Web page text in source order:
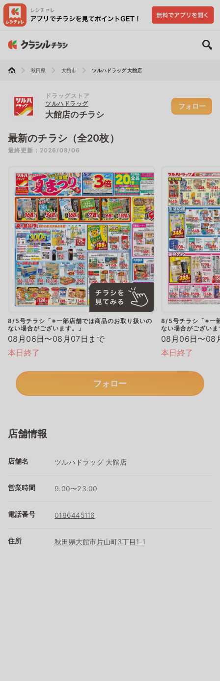
秋田県 大館市 ツルハドラッグ 大館店
ドラッグストア
ツルハドラッグ
大館店のチラシ
フォロー
最新のチラシ（全20枚）
最終更新：2026/08/06
8/5号チラシ「※一部店舗では商品のお取り扱いの
ない場合がございます。」
08月06日〜08月07日まで
本日終了
8/5号チラシ「※一
ない場合がございま
08月06日〜08
本日終了
フォロー
店舗情報
店舗名 ツルハドラッグ 大館店
営業時間 9:00〜23:00
電話番号 0186445116
住所 秋田県大館市片山町3丁目1-1